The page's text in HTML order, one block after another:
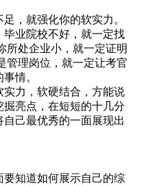
，就强化你的软实力。
业院校不好，就一定找
所处企业小，就一定证明
管理岗位，就一定让考官
情。
力，软硬结合，方能说
亮点，在短短的十几分
己最优秀的一面展现出
知道如何展示自己的综